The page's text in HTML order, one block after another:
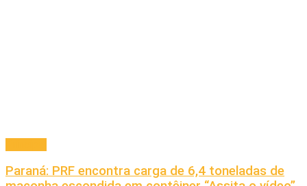
Paraná: PRF encontra carga de 6,4 toneladas de